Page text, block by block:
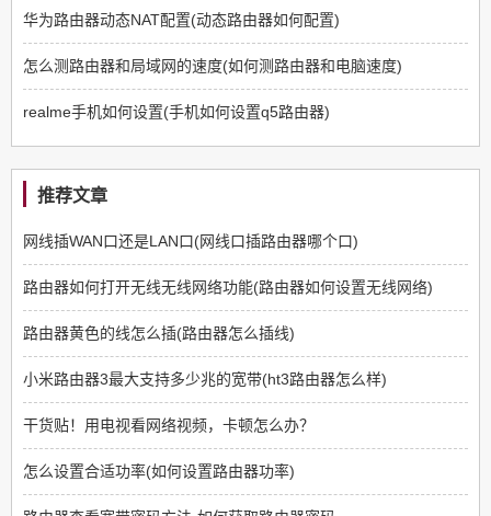
华为路由器动态NAT配置(动态路由器如何配置)
怎么测路由器和局域网的速度(如何测路由器和电脑速度)
realme手机如何设置(手机如何设置q5路由器)
推荐文章
网线插WAN口还是LAN口(网线口插路由器哪个口)
路由器如何打开无线无线网络功能(路由器如何设置无线网络)
路由器黄色的线怎么插(路由器怎么插线)
小米路由器3最大支持多少兆的宽带(ht3路由器怎么样)
干货贴！用电视看网络视频，卡顿怎么办？
怎么设置合适功率(如何设置路由器功率)